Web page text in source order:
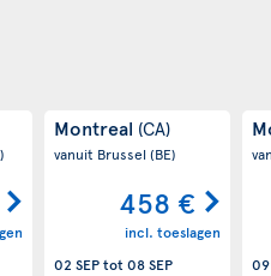
Montreal (CA)
vanuit Brussel(BE)
458 €
incl. toeslagen
02 SEPtot 08 SEP
09